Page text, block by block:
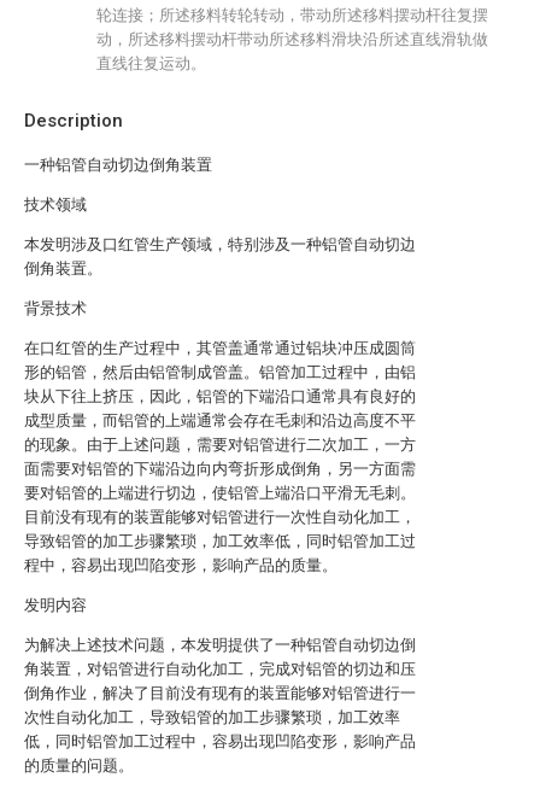
Description
一种铝管自动切边倒角装置
技术领域
本发明涉及口红管生产领域，特别涉及一种铝管自动切边
倒角装置。
背景技术
在口红管的生产过程中，其管盖通常通过铝块冲压成圆筒
形的铝管，然后由铝管制成管盖。铝管加工过程中，由铝
块从下往上挤压，因此，铝管的下端沿口通常具有良好的
成型质量，而铝管的上端通常会存在毛刺和沿边高度不平
的现象。由于上述问题，需要对铝管进行二次加工，一方
面需要对铝管的下端沿边向内弯折形成倒角，另一方面需
要对铝管的上端进行切边，使铝管上端沿口平滑无毛刺。
目前没有现有的装置能够对铝管进行一次性自动化加工，
导致铝管的加工步骤繁琐，加工效率低，同时铝管加工过
程中，容易出现凹陷变形，影响产品的质量。
发明内容
为解决上述技术问题，本发明提供了一种铝管自动切边倒
角装置，对铝管进行自动化加工，完成对铝管的切边和压
倒角作业，解决了目前没有现有的装置能够对铝管进行一
次性自动化加工，导致铝管的加工步骤繁琐，加工效率
低，同时铝管加工过程中，容易出现凹陷变形，影响产品
的质量的问题。
轮连接；所述移料转轮转动，带动所述移料摆动杆往复摆
动，所述移料摆动杆带动所述移料滑块沿所述直线滑轨做
直线往复运动。